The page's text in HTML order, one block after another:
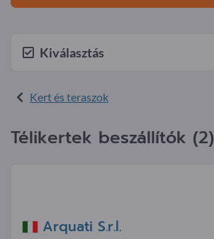
Kiválasztás
Kert és teraszok
Télikertek beszállítók (2)
Arquati S.r.l.